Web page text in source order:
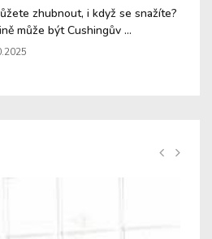
zhubnout, i když se snažíte?
může být Cushingův ...